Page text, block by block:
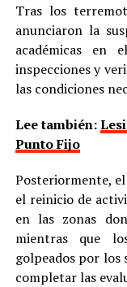
Tras los
anunciaron la
académicas en
inspecciones y
las condiciones
Lee también:
Punto Fijo
Posteriormente,
el reinicio de
en las zonas
mientras que
golpeados por los
completar las